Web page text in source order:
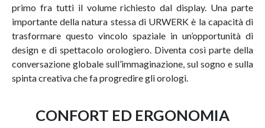
primo fra tutti il volume richiesto dal display. Una parte
importante della natura stessa di URWERK è la capacità di
trasformare questo vincolo spaziale in un’opportunità di
design e di spettacolo orologiero. Diventa così parte della
conversazione globale sull’immaginazione, sul sogno e sulla
spinta creativa che fa progredire gli orologi.
CONFORT ED ERGONOMIA